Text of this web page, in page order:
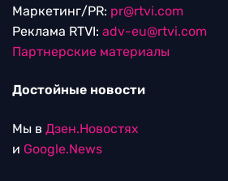
Маркетинг/PR: pr@rtvi.com
Реклама RTVI: adv-eu@rtvi.com
Партнерские материалы
Достойные новости
Мы в Дзен.Новостях
и Google.News